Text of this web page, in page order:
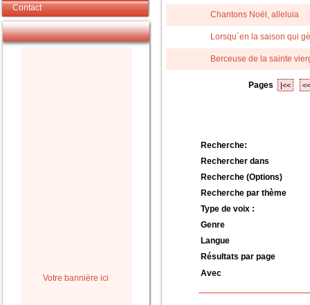
Contact
Votre bannière ici
Chantons Noël, alleluia
Lorsqu´en la saison qui
Berceuse de la sainte
Pages |<< <<
Recherche:
Rechercher dans
Recherche (Options)
Recherche par thème
Type de voix :
Genre
Langue
Résultats par page
Avec